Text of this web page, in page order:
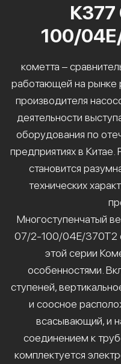
100/
кометта –
работающей на рынке
производителя
деятельности
оборудования по
предприятиях в Китае.
становится
технических
Многоступенчатый
07/2-100/04Е/370Т2
этой серии
особенностями.
ступеней,
и соосное
всасывающий, и
соединением к
комплектуется